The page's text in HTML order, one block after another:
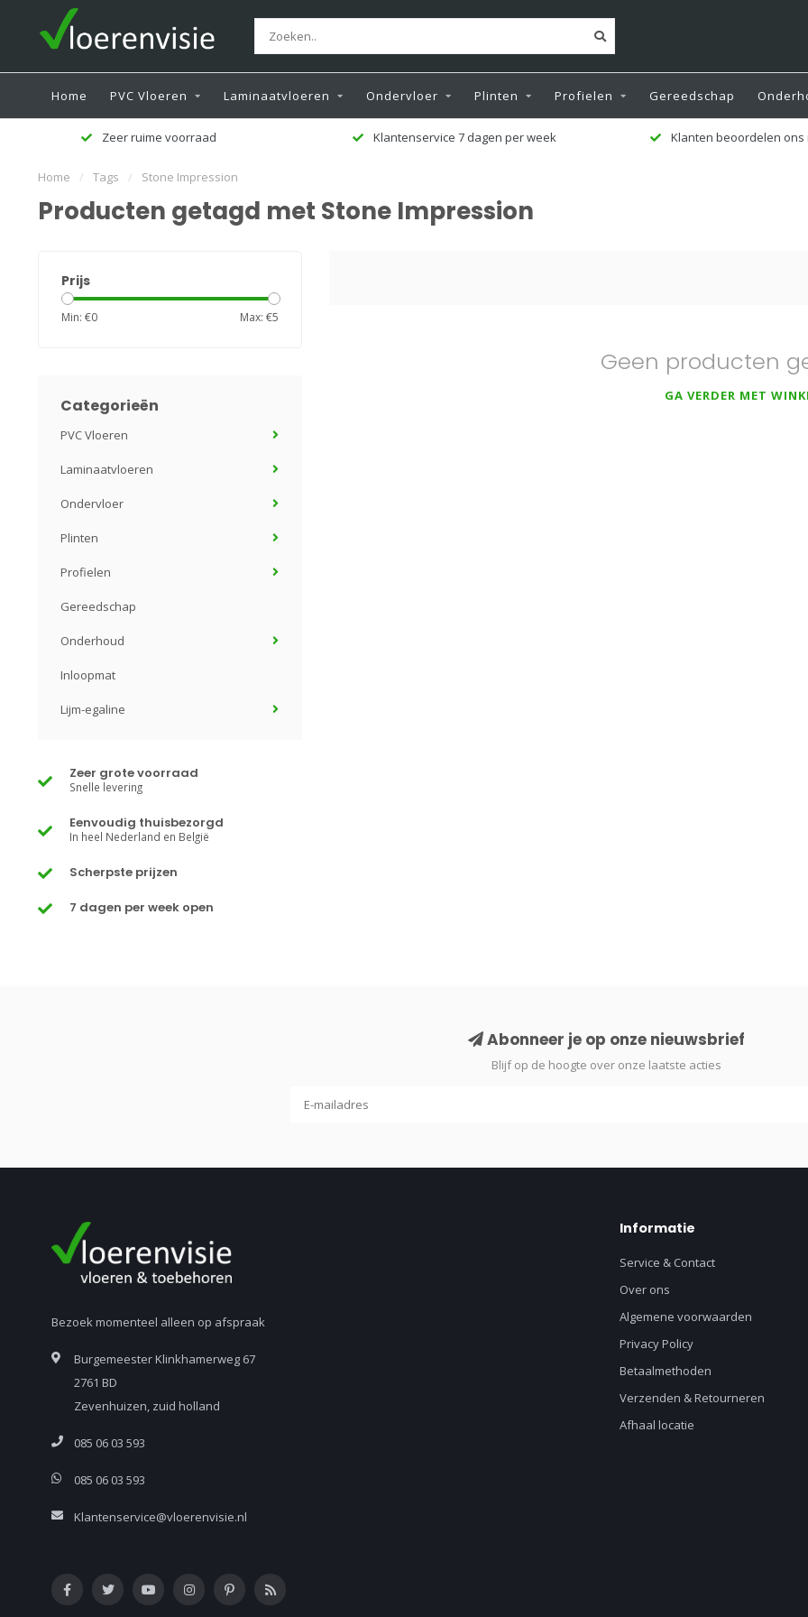
Home PVC Vloeren Laminaatvloeren Ondervloer Plinten Profielen Gereedschap
Zeer ruime voorraad Klantenservice 7 dagen per week Klanten beoordelen ons
Home / Tags / Stone Impression
Producten getagd met Stone Impression
Prijs
Min: €0 Max: €5
Categorieën
PVC Vloeren
Laminaatvloeren
Ondervloer
Plinten
Profielen
Gereedschap
Onderhoud
Inloopmat
Lijm-egaline
Zeer grote voorraad
Snelle levering
Eenvoudig thuisbezorgd
In heel Nederland en België
Scherpste prijzen
7 dagen per week open
Geen producten
GA VERDER MET
Abonneer je op onze nieuwsbrief
Blijf op de hoogte over onze laatste acties
Bezoek momenteel alleen op afspraak
Burgemeester Klinkhamerweg 67
2761 BD
Zevenhuizen, zuid holland
085 06 03 593
085 06 03 593
Klantenservice@vloerenvisie.nl
Informatie
Service & Contact
Over ons
Algemene voorwaarden
Privacy Policy
Betaalmethoden
Verzenden & Retourneren
Afhaal locatie